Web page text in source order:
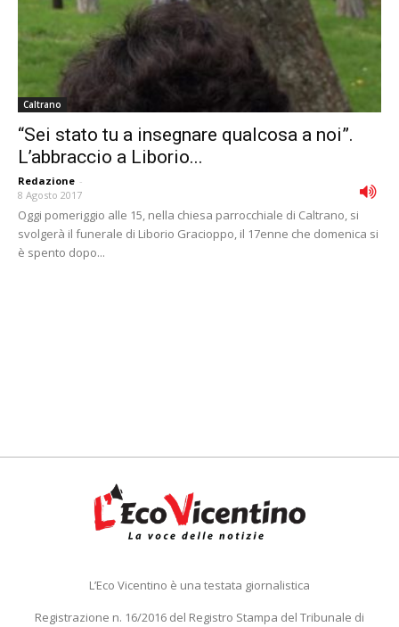
Caltrano
“Sei stato tu a insegnare qualcosa a noi”.
L’abbraccio a Liborio...
Redazione -
8 Agosto 2017
Oggi pomeriggio alle 15, nella chiesa parrocchiale di Caltrano, si
svolgerà il funerale di Liborio Gracioppo, il 17enne che domenica si
è spento dopo...
L’Eco Vicentino è una testata giornalistica
Registrazione n. 16/2016 del Registro Stampa del Tribunale di